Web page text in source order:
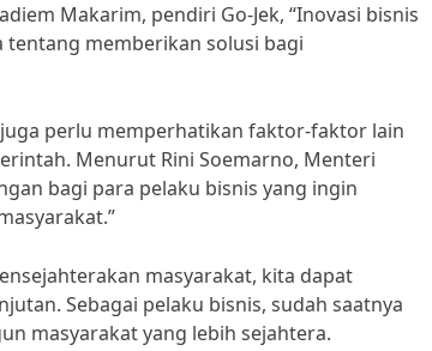
Makarim, pendiri Go-Jek, “Inovasi bisnis
memberikan solusi bagi
perlu memperhatikan faktor-faktor lain
Menurut Rini Soemarno, Menteri
bagi para pelaku bisnis yang ingin
masyarakat, kita dapat
Sebagai pelaku bisnis, sudah saatnya
masyarakat yang lebih sejahtera.